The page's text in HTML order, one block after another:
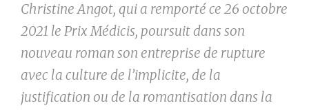
Christine Angot, qui a remporté ce 26 octobre
2021 le Prix Médicis, poursuit dans son
nouveau roman son entreprise de rupture
avec la culture de l’implicite, de la
justification ou de la romantisation dans la